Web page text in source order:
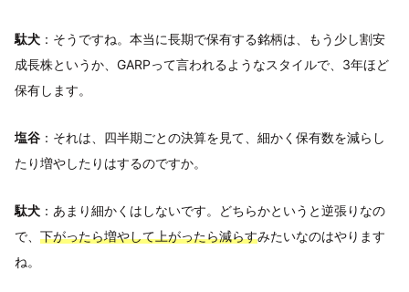
駄犬 ：そうですね。本当に長期で保有する銘柄は、もう少し割安
成長株というか、GARPって言われるようなスタイルで、3年ほど
保有します。
塩谷 ：それは、四半期ごとの決算を見て、細かく保有数を減らし
たり増やしたりはするのですか。
駄犬 ：あまり細かくはしないです。どちらかというと逆張りなの
で、 下がったら増やして上がったら減らすみたいなのはやります
ね。